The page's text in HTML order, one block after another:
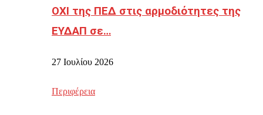
ΟΧΙ της ΠΕΔ στις αρμοδιότητες της
ΕΥΔΑΠ σε…
27 Ιουλίου 2026
Περιφέρεια